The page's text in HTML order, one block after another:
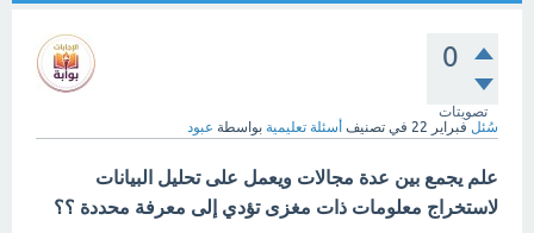
0
تصويتات
سُئل فبراير 22 في تصنيف أسئلة تعليمية بواسطة عبود
علم يجمع بين عدة مجالات ويعمل على تحليل البيانات
لاستخراج معلومات ذات مغزى تؤدي إلى معرفة محددة ؟؟